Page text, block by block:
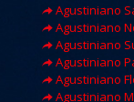
Agustiniano
Agustiniano
Agustiniano
Agustiniano
Agustiniano
Agustiniano